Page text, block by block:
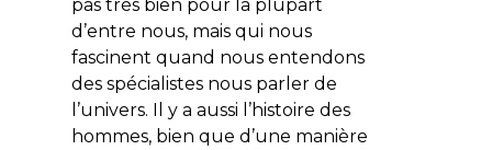
pas très bien pour la plupart
d’entre nous, mais qui nous
fascinent quand nous entendons
des spécialistes nous parler de
l’univers. Il y a aussi l’histoire des
hommes, bien que d’une manière